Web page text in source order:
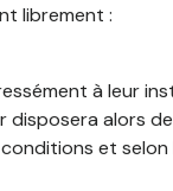
librement :
à leur
alors
et